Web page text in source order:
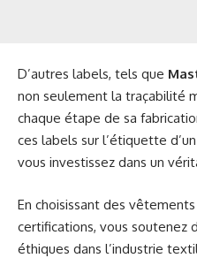
D’autres labels, tels que
non seulement la traçabilité
chaque étape de sa
ces labels sur l’étiquette
vous investissez dans un
En choisissant des
certifications, vous soutenez
éthiques dans l’industrie